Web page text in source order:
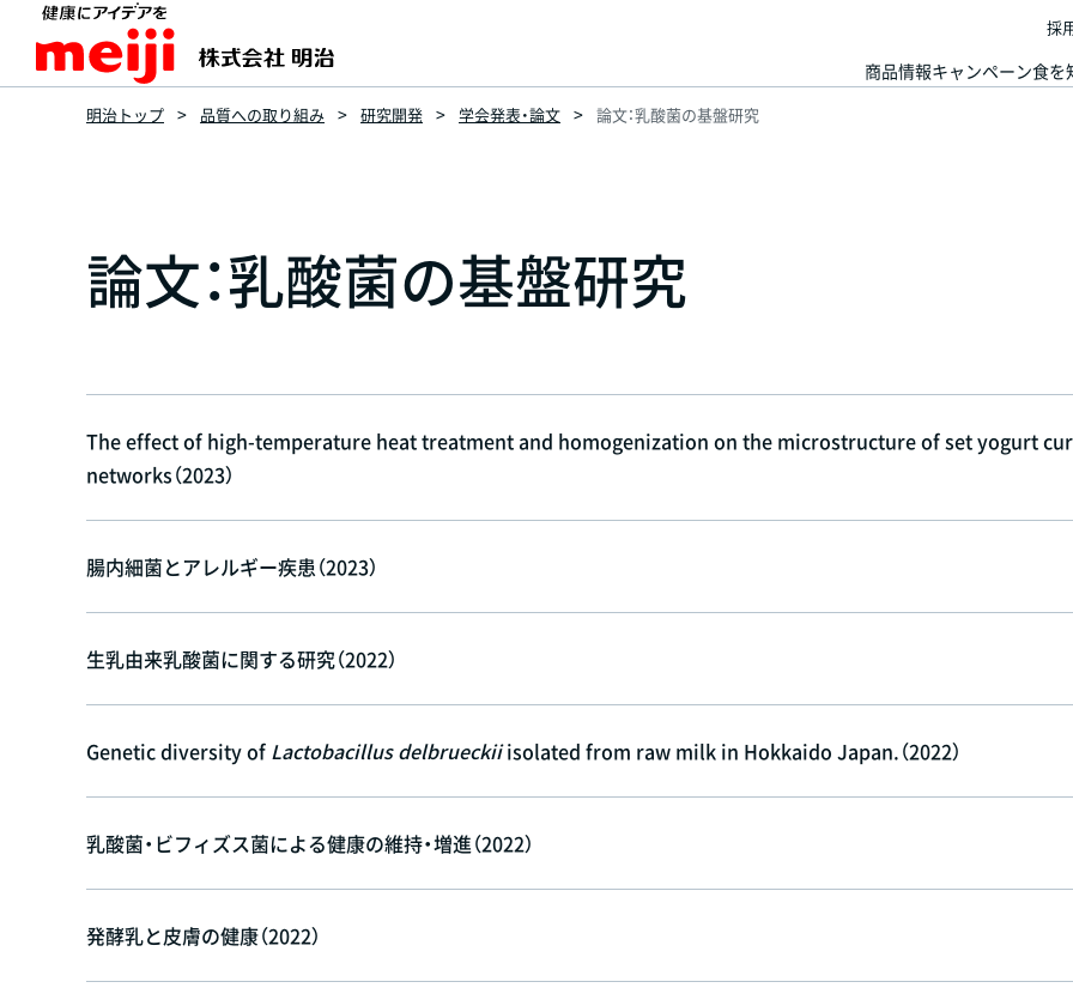
商品情報キャンペーン食を
採
明治トップ 品質への取り組み 研究開発 学会発表・論文 論文：乳酸菌の基盤研究
論文：乳酸菌の基盤研究
The effect of high-temperature heat treatment and homogenization on the microstructure of set yogurt
networks（2023）
腸内細菌とアレルギー疾患（2023）
生乳由来乳酸菌に関する研究（2022）
Genetic diversity of Lactobacillus delbrueckiiisolated from raw milk in Hokkaido Japan.（2022）
乳酸菌・ビフィズス菌による健康の維持・増進（2022）
発酵乳と皮膚の健康（2022）